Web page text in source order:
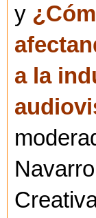
y
a la